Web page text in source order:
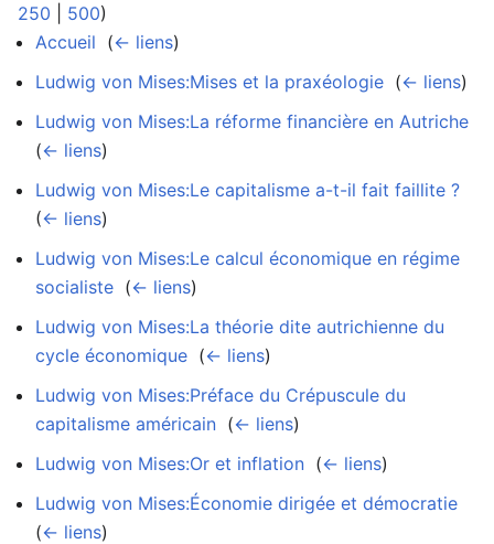
250
500)
Accueil (← liens)
Ludwig von Mises:Mises et la praxéologie (← liens)
Ludwig von Mises:La réforme financière en Autriche
(← liens)
Ludwig von Mises:Le capitalisme a-t-il fait faillite ?
(← liens)
Ludwig von Mises:Le calcul économique en régime
socialiste (← liens)
Ludwig von Mises:La théorie dite autrichienne du
cycle économique (← liens)
Ludwig von Mises:Préface du Crépuscule du
capitalisme américain (← liens)
Ludwig von Mises:Or et inflation (← liens)
Ludwig von Mises:Économie dirigée et démocratie
(← liens)